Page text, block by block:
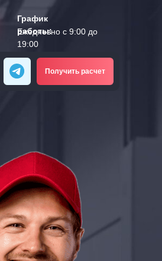
График
работы:
Ежедневно с 9:00 до
19:00
Получить расчет